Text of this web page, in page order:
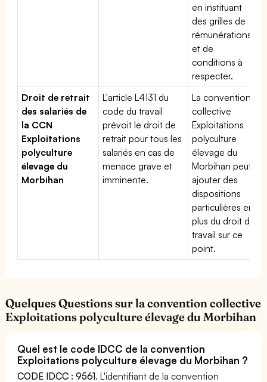
en instituant
des grilles de
rémunérations
et de
conditions à
respecter.
Droit de retrait
des salariés de
la CCN
Exploitations
polyculture
élevage du
Morbihan
L'article L4131 du
code du travail
prévoit le droit de
retrait pour tous les
salariés en cas de
menace grave et
imminente.
La convention
collective
Exploitations
polyculture
élevage du
Morbihan peut
ajouter des
dispositions
particulières en
plus du droit du
travail sur ce
point.
Quelques Questions sur la convention collective
Exploitations polyculture élevage du Morbihan
Quel est le code IDCC de la convention
Exploitations polyculture élevage du Morbihan ?
CODE IDCC : 9561. L'identifiant de la convention